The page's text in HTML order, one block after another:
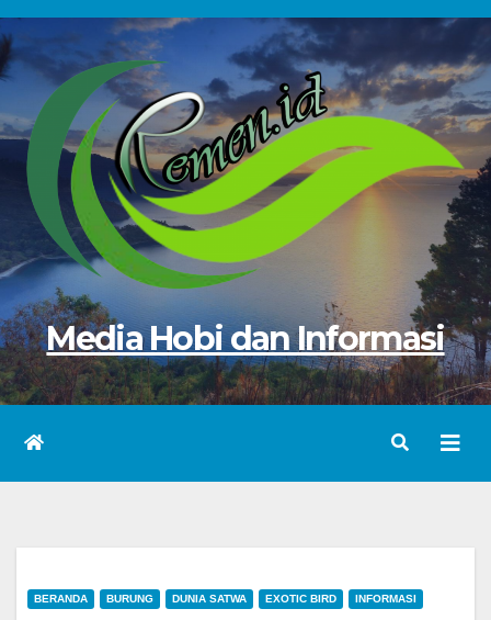
Skip
to
content
Media Hobi dan Informasi
BERANDA BURUNG DUNIA SATWA EXOTIC BIRD INFORMASI